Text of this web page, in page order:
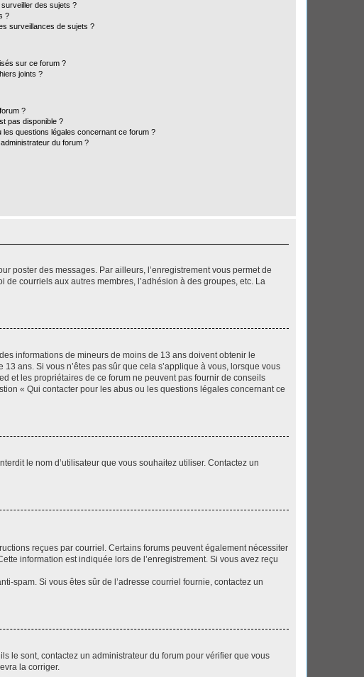
des sujets ?
?
surveillances de sujets ?
sur ce forum ?
joints ?
?
pas disponible ?
questions légales concernant ce forum ?
du forum ?
poster des messages. Par ailleurs, l’enregistrement vous permet de
courriels aux autres membres, l’adhésion à des groupes, etc. La
informations de mineurs de moins de 13 ans doivent obtenir le
ans. Si vous n’êtes pas sûr que cela s’applique à vous, lorsque vous
et les propriétaires de ce forum ne peuvent pas fournir de conseils
« Qui contacter pour les abus ou les questions légales concernant ce
le nom d’utilisateur que vous souhaitez utiliser. Contactez un
reçues par courriel. Certains forums peuvent également nécessiter
information est indiquée lors de l’enregistrement. Si vous avez reçu
spam. Si vous êtes sûr de l’adresse courriel fournie, contactez un
le sont, contactez un administrateur du forum pour vérifier que vous
la corriger.